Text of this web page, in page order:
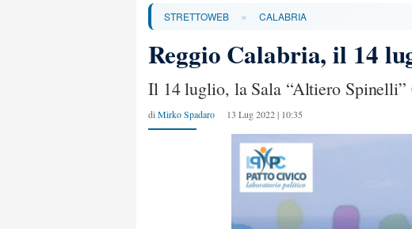
STRETTOWEB » CALABRIA
Reggio Calabria, il 14
Il 14 luglio, la Sala “Altiero
di Mirko Spadaro 13 Lug 2022 | 10:35